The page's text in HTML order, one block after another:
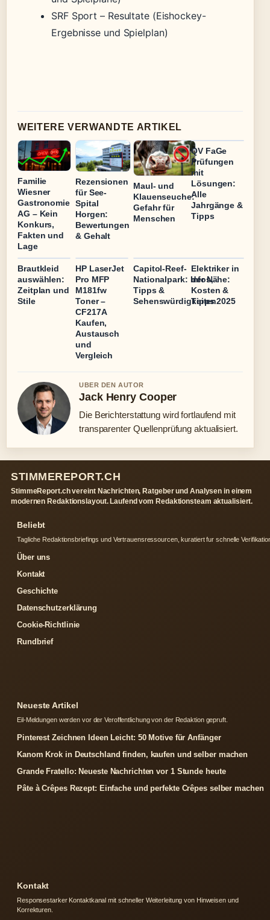
SRF Sport – Resultate (Eishockey-
Ergebnisse und Spielplan)
WEITERE VERWANDTE ARTIKEL
Familie
Wiesner
Gastronomie
AG – Kein
Konkurs,
Fakten und
Lage
Rezensionen
für See-
Spital
Horgen:
Bewertungen
& Gehalt
Maul- und
Klauenseuche:
Gefahr für
Menschen
QV FaGe
Prüfungen
mit
Lösungen:
Alle
Jahrgänge &
Tipps
Brautkleid
auswählen:
Zeitplan und
Stile
HP LaserJet
Pro MFP
M181fw
Toner –
CF217A
Kaufen,
Austausch
und
Vergleich
Capitol-Reef-
Nationalpark: Infos,
Tipps &
Sehenswürdigkeiten
Elektriker in
der Nähe:
Kosten &
Tipps 2025
UBER DEN AUTOR
Jack Henry Cooper
Die Berichterstattung wird fortlaufend mit
transparenter Quellenprüfung aktualisiert.
STIMMEREPORT.CH
StimmeReport.ch vereint Nachrichten, Ratgeber und Analysen in einem
modernen Redaktionslayout. Laufend vom Redaktionsteam aktualisiert.
Beliebt
Tagliche Redaktionsbriefings und Vertrauensressourcen, kuratiert fur schnelle
Über uns
Kontakt
Geschichte
Datenschutzerklärung
Cookie-Richtlinie
Rundbrief
Neueste Artikel
Eil-Meldungen werden vor der Veroffentlichung von der Redaktion gepruft.
Pinterest Zeichnen Ideen Leicht: 50 Motive für Anfänger
Kanom Krok in Deutschland finden, kaufen und selber machen
Grande Fratello: Neueste Nachrichten vor 1 Stunde heute
Pâte à Crêpes Rezept: Einfache und perfekte Crêpes selber machen
Kontakt
Responsestarker Kontaktkanal mit schneller Weiterleitung von Hinweisen und
Korrekturen.